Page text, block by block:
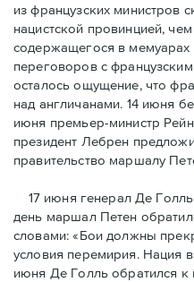
из французских министров
нацистской провинцией,
содержащегося в мемуарах
переговоров с
осталось ощущение, что
над англичанами. 14 июня
июня премьер-министр
президент Лебрен
правительство маршалу
17 июня генерал Де
день маршал Петен
словами: «Бои должны
условия перемирия. Нация
июня Де Голль обратился к